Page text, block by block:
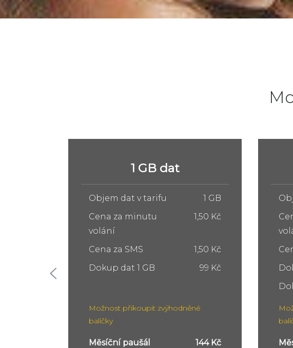
5 GB dat
Objem dat v tarifu
5 GB
Cena za minutu
volání
1,50 Kč
Cena za SMS
1,50 Kč
Dokup dat 5 GB
249 Kč
Možnost přikoupit zvýhodněné
balíčky
Měsíční paušál 299 Kč